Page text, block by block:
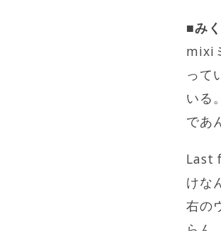
■み
mixi
って
いる
であ
Last
けな
右の